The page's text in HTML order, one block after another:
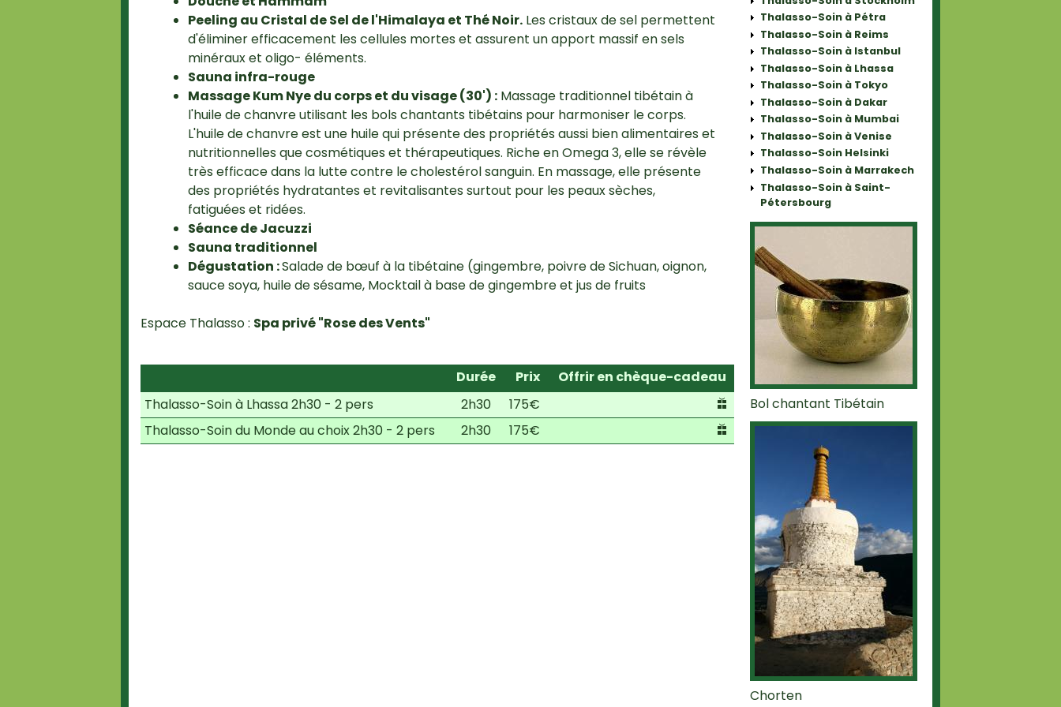
Peeling au Cristal de Sel de l'Himalaya et Thé Noir.Les cristaux de sel permettent
d'éliminer efficacement les cellules mortes et assurent un apport massif en sels
minéraux et oligo- éléments.
Sauna infra-rouge
Massage Kum Nye du corps et du visage (30') :Massage traditionnel tibétain à
l'huile de chanvre utilisant les bols chantants tibétains pour harmoniser le corps.
L'huile de chanvre est une huile qui présente des propriétés aussi bien alimentaires et
nutritionnelles que cosmétiques et thérapeutiques. Riche en Omega 3, elle se révèle
très efficace dans la lutte contre le cholestérol sanguin. En massage, elle présente
des propriétés hydratantes et revitalisantes surtout pour les peaux sèches,
fatiguées et ridées.
Séance de Jacuzzi
Sauna traditionnel
Dégustation :Salade de bœuf à la tibétaine (gingembre, poivre de Sichuan, oignon,
sauce soya, huile de sésame, Mocktail à base de gingembre et jus de fruits
Espace Thalasso : Spa privé "Rose des Vents"
Durée Prix
Offrir en chèque-cadeau
Thalasso-Soin à Lhassa 2h30 - 2 pers
2h30
175€
Thalasso-Soin du Monde au choix 2h30 - 2 pers
2h30 175€
Thalasso-Soin à Pétra
Thalasso-Soin à Reims
Thalasso-Soin à Istanbul
Thalasso-Soin à Lhassa
Thalasso-Soin à Tokyo
Thalasso-Soin à Dakar
Thalasso-Soin à Mumbai
Thalasso-Soin à Venise
Thalasso-Soin Helsinki
Thalasso-Soin à Marrakech
Thalasso-Soin à Saint-
Pétersbourg
Bol chantant Tibétain
Chorten